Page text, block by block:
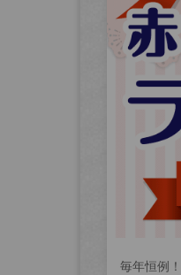
毎年恒例